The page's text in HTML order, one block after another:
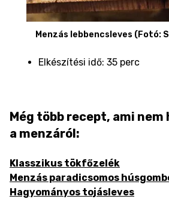
Menzás lebbencsleves (Fotó:
Elkészítési idő: 35 perc
Még több recept, ami
a menzáról:
Klasszikus tökfőzelék
Menzás paradicsomos
Hagyományos tojásleves